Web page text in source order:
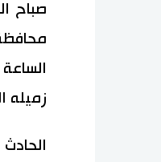
صباح
زميله البالغ من